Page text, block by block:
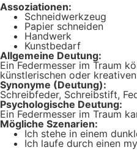
Assoziationen:
Schneidwerkzeug
Papier schneiden
Handwerk
Kunstbedarf
Allgemeine Deutung:
Ein Federmesser im Traum
künstlerischen oder
Synonyme (Deutung):
Schreibfeder, Schreibstift,
Psychologische Deutung:
Ein Federmesser im Traum
Mögliche Szenarien:
Ich stehe in einem
Ich laufe durch einen